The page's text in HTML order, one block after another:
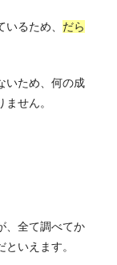
るため、 だら
いため、何の成
せん。
、全て調べてか
いえます。